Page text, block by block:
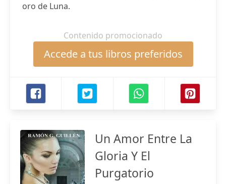
oro de Luna.
Contenido promocionado
Accede a tus libros preferidos
Un Amor Entre La
Gloria Y El
Purgatorio